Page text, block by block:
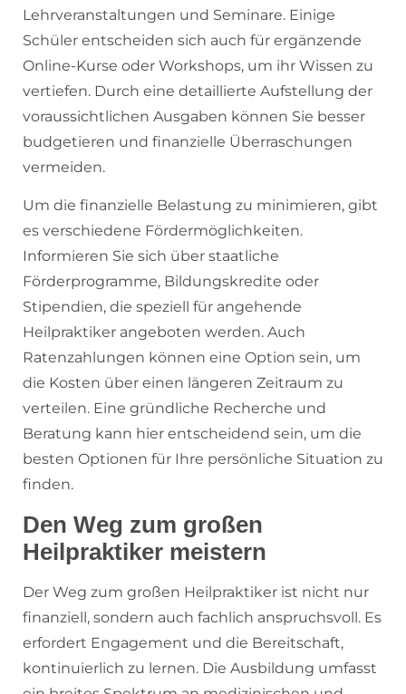
Lehrveranstaltungen und Seminare. Einige
Schüler entscheiden sich auch für ergänzende
Online-Kurse oder Workshops, um ihr Wissen zu
vertiefen. Durch eine detaillierte Aufstellung der
voraussichtlichen Ausgaben können Sie besser
budgetieren und finanzielle Überraschungen
vermeiden.
Um die finanzielle Belastung zu minimieren, gibt
es verschiedene Fördermöglichkeiten.
Informieren Sie sich über staatliche
Förderprogramme, Bildungskredite oder
Stipendien, die speziell für angehende
Heilpraktiker angeboten werden. Auch
Ratenzahlungen können eine Option sein, um
die Kosten über einen längeren Zeitraum zu
verteilen. Eine gründliche Recherche und
Beratung kann hier entscheidend sein, um die
besten Optionen für Ihre persönliche Situation zu
finden.
Den Weg zum großen
Heilpraktiker meistern
Der Weg zum großen Heilpraktiker ist nicht nur
finanziell, sondern auch fachlich anspruchsvoll. Es
erfordert Engagement und die Bereitschaft,
kontinuierlich zu lernen. Die Ausbildung umfasst